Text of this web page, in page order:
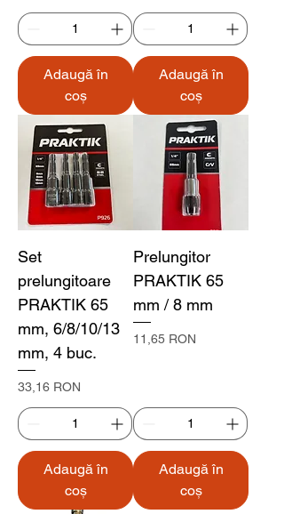
Adaugă în
coș
Adaugă în
coș
Set
prelungitoare
PRAKTIK 65
mm, 6/8/10/13
mm, 4 buc.
Preț
33,16 RON
Adaugă în
coș
Prelungitor
PRAKTIK 65
mm / 8 mm
Preț
11,65 RON
Adaugă în
coș